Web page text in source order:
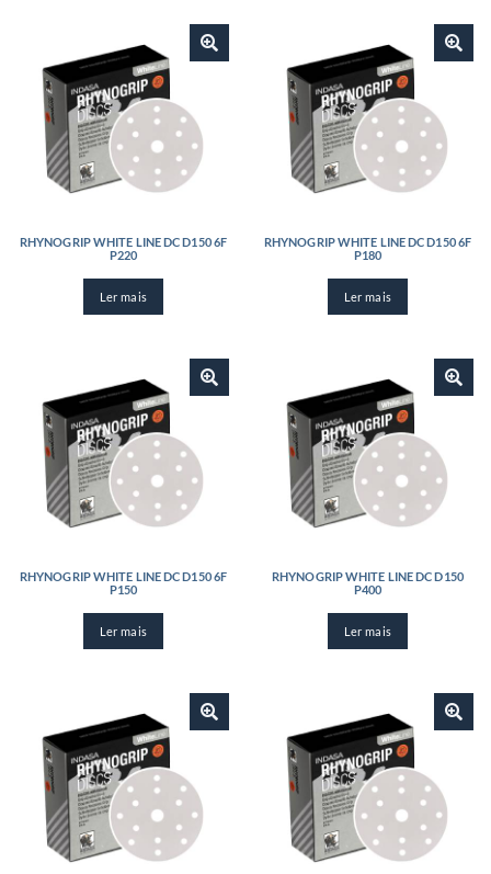
RHYNOGRIP WHITE LINE DC D150 6F
P220
Ler mais
RHYNOGRIP WHITE LINE DC D150 6F
P180
Ler mais
RHYNOGRIP WHITE LINE DC D150 6F
P150
Ler mais
RHYNOGRIP WHITE LINE DC D150
P400
Ler mais